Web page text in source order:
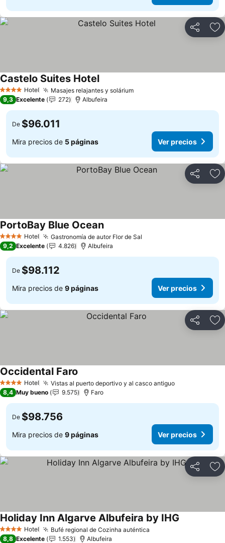
Compartir
4 EstrellasHotel Masajes relajantes y solárium
Castelo Suites Hotel
9,3 Excelente 272 Albufeira
De $96.011
Mira precios de 5 páginas Ver precios
Compartir
4 EstrellasHotel Gastronomía de autor Flor de Sal
PortoBay Blue Ocean
9,2 Excelente 4.826 Albufeira
De $98.112
Mira precios de 9 páginas Ver precios
Compartir
4 EstrellasHotel Vistas al puerto deportivo y al casco antiguo
Occidental Faro
8,4 Muy bueno 9.575 Faro
De $98.756
Mira precios de 9 páginas Ver precios
Compartir
4 EstrellasHotel Bufé regional de Cozinha auténtica
Holiday Inn Algarve Albufeira by IHG
8,8 Excelente 1.553 Albufeira